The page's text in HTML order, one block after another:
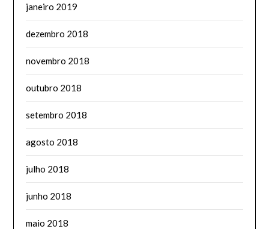
janeiro 2019
dezembro 2018
novembro 2018
outubro 2018
setembro 2018
agosto 2018
julho 2018
junho 2018
maio 2018